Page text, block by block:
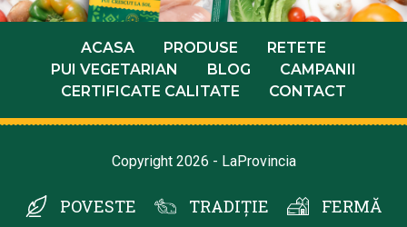
ACASA PRODUSE
RETETE
PUI VEGETARIAN
BLOG
CAMPANII
CERTIFICATE CALITATE
CONTACT
Copyright 2026 - LaProvincia
POVESTE TRADIȚIE
FERMĂ